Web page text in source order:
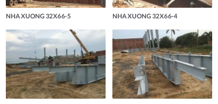
NHA XUONG 32X66-5 NHA XUONG 32X66-4